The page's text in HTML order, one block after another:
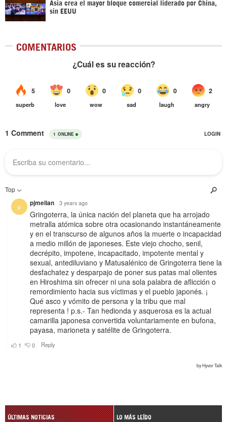
Asia crea el mayor bloque comercial liderado por China,
sin EEUU
COMENTARIOS
ÚLTIMAS NOTICIAS LO MÁS LEÍDO